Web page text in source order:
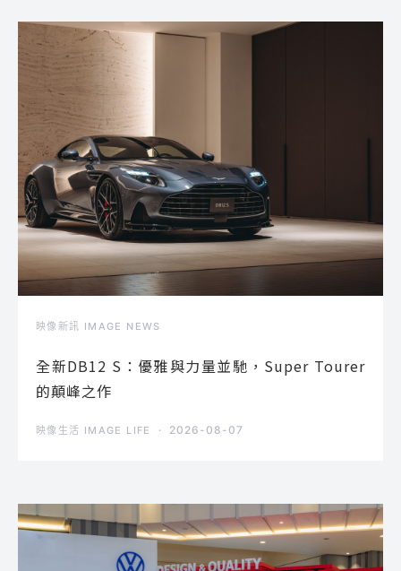
映像新訊 IMAGE NEWS
全新DB12 S：優雅與力量並馳，Super Tourer
的顛峰之作
映像生活 IMAGE LIFE 2026-08-07